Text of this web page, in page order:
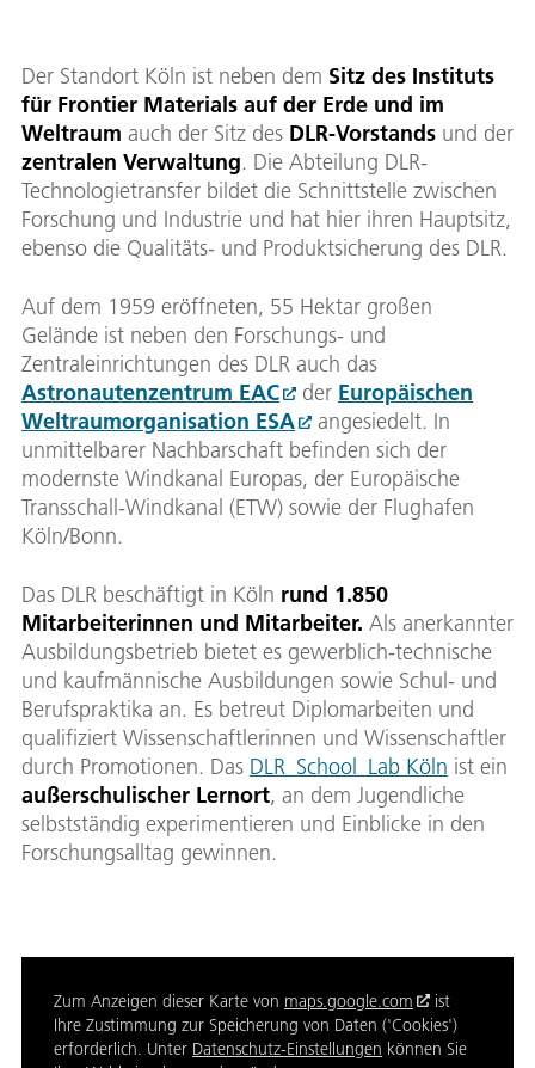
Der Standort Köln ist neben dem Sitz des Instituts
für Frontier Materials auf der Erde und im
Weltraum auch der Sitz des DLR-Vorstands und der
zentralen Verwaltung. Die Abteilung DLR-
Technologietransfer bildet die Schnittstelle zwischen
Forschung und Industrie und hat hier ihren Hauptsitz,
ebenso die Qualitäts- und Produktsicherung des DLR.
Auf dem 1959 eröffneten, 55 Hektar großen
Gelände ist neben den Forschungs- und
Zentraleinrichtungen des DLR auch das
Astronautenzentrum EAC
der Europäischen
Weltraumorganisation ESA
angesiedelt. In
unmittelbarer Nachbarschaft befinden sich der
modernste Windkanal Europas, der Europäische
Transschall-Windkanal (ETW) sowie der Flughafen
Köln/Bonn.
Das DLR beschäftigt in Köln rund 1.850
Mitarbeiterinnen und Mitarbeiter. Als anerkannter
Ausbildungsbetrieb bietet es gewerblich-technische
und kaufmännische Ausbildungen sowie Schul- und
Berufspraktika an. Es betreut Diplomarbeiten und
qualifiziert Wissenschaftlerinnen und Wissenschaftler
durch Promotionen. Das DLR_School_Lab Köln ist ein
außerschulischer Lernort, an dem Jugendliche
selbstständig experimentieren und Einblicke in den
Forschungsalltag gewinnen.
Zum Anzeigen dieser Karte von maps.google.com
ist
Ihre Zustimmung zur Speicherung von Daten ('Cookies')
erforderlich. Unter Datenschutz-Einstellungen können Sie